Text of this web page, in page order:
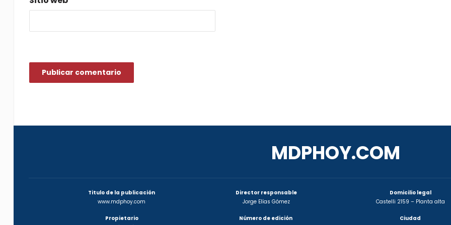
MDPHOY.COM
Titulo de la publicación
www.mdphoy.com
Propietario
Director responsable
Jorge Elías Gómez
Número de edición
Domicilio legal
Castelli 2159 – Planta alta
Ciudad